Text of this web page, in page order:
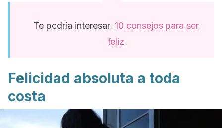
Te podría interesar: 10 consejos para ser
feliz
Felicidad absoluta a toda
costa